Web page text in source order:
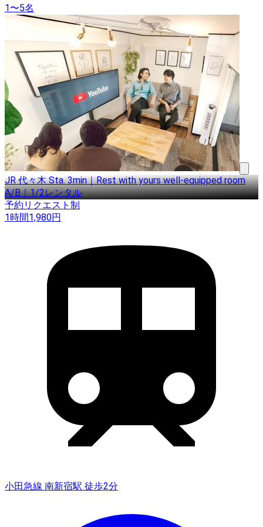
1〜5名
JR 代々木 Sta. 3min｜Rest with yours well-equipped room
A/B｜1/2レンタル
予約リクエスト制
1時間1,980円
小田急線 南新宿駅 徒歩2分